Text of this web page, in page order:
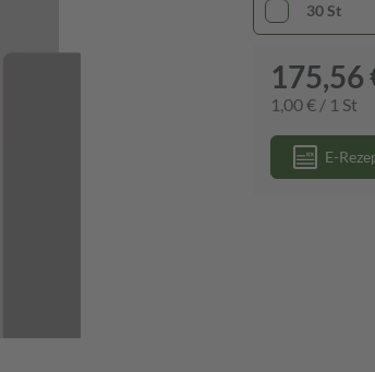
30 St
175,56
1,00 € / 1 St
E-